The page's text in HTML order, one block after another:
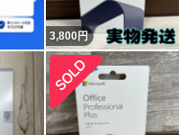
3,800円